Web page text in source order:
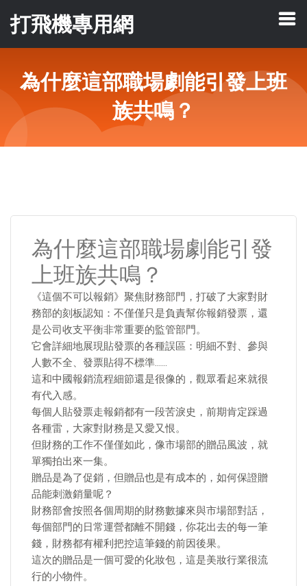
打飛機專用網
為什麼這部職場劇能引發上班
族共鳴？
為什麼這部職場劇能引發
上班族共鳴？
《這個不可以報銷》聚焦財務部門，打破了大家對財
務部的刻板認知：不僅僅只是負責幫你報銷發票，還
是公司收支平衡非常重要的監管部門。
它會詳細地展現貼發票的各種誤區：明細不對、參與
人數不全、發票貼得不標準……
這和中國報銷流程細節還是很像的，觀眾看起來就很
有代入感。
每個人貼發票走報銷都有一段苦淚史，前期肯定踩過
各種雷，大家對財務是又愛又恨。
但財務的工作不僅僅如此，像市場部的贈品風波，就
單獨拍出來一集。
贈品是為了促銷，但贈品也是有成本的，如何保證贈
品能刺激銷量呢？
財務部會按照各個周期的財務數據來與市場部對話，
每個部門的日常運營都離不開錢，你花出去的每一筆
錢，財務都有權利把控這筆錢的前因後果。
這次的贈品是一個可愛的化妝包，這是美妝行業很流
行的小物件。